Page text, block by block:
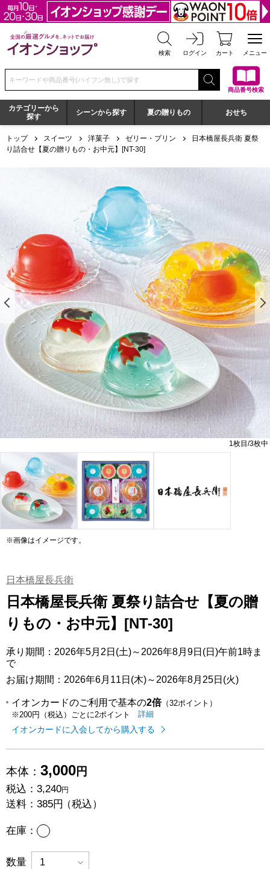
全国の厳選グルメを、ネットでお届け イオンショップ
検索 ログイン カート メニュー
検索キーワードまたは商品番号を入力してください
商品番号検索
カテゴリーから
探す
シーンから探す 夏の贈りもの おせち
トップ スイーツ 洋菓子 ゼリー・プリン
日本橋屋長兵衛 夏祭
り詰合せ【夏の贈りもの・お中元】[NT-30]
前の画像を表示する
1枚目/3枚中
※画像はイメージです。
日本橋屋長兵衛
日本橋屋長兵衛 夏祭り詰合せ【夏の贈
りもの・お中元】[NT-30]
承り期間：2026年5月2日(土)～2026年8月9日(日)午前1時ま
で
お届け期間：2026年6月11日(木)～2026年8月25日(火)
イオンカードのご利用で基本の2倍（32ポイント）
※200円（税込）ごとに2ポイント
イオンカードのご利用でたまるポイ
詳細
イオンカードに入会してから購入する
本体： 3,000円
税込： 3,240円
送料： 385円（税込）
在庫： あり
数量